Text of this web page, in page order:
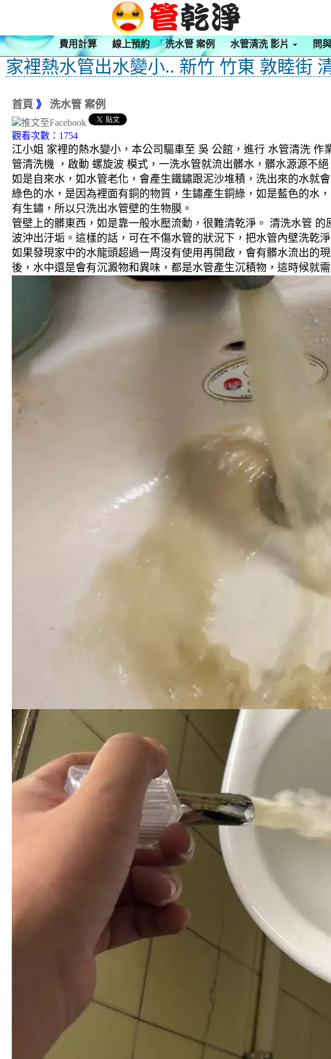
費用計算 線上預約 洗水管 案例 水管清洗 影片 問
家裡熱水管出水變小.. 新竹 竹東 敦睦街
首頁 》 洗水管 案例
觀看次數：1754
江小姐 家裡的熱水變小，本公司驅車至 吳 公館，進行 水管清洗
管清洗機 ，啟動 螺旋波 模式，一洗水管就流出髒水，髒水源源不
如是自來水，如水管老化，會產生鐵鏽跟泥沙堆積，洗出來的水就
綠色的水，是因為裡面有銅的物質，生鏽產生銅綠，如是藍色的水
有生鏽，所以只洗出水管壁的生物膜。
管壁上的髒東西，如是靠一般水壓流動，很難清乾淨。 清洗水管
波沖出汙垢。這樣的話，可在不傷水管的狀況下，把水管內壁洗乾淨
如果發現家中的水龍頭超過一周沒有使用再開啟，會有髒水流出的
後，水中還是會有沉澱物和異味，都是水管產生沉積物，這時候就